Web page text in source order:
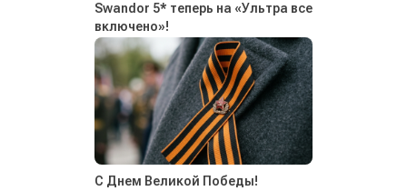
Swandor 5* теперь на «Ультра все
включено»!
С Днем Великой Победы!